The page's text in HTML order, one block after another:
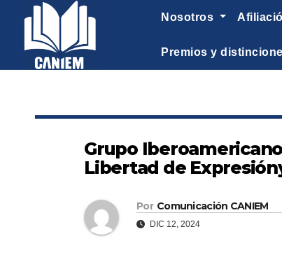
nosotros
premios y
Grupo
Libertad de
Por Comunicación CANIEM
DIC 12, 2024